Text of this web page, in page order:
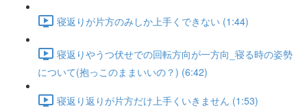
寝返りが片方のみしか上手くできない (1:44)
寝返りやうつ伏せでの回転方向が一方向_寝る時の姿勢
について(抱っこのままいいの？) (6:42)
寝返り返りが片方だけ上手くいきません (1:53)